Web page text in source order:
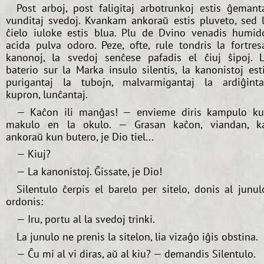
Post arboj, post faligitaj arbotrunkoj estis
vunditaj svedoj. Kvankam ankoraŭ estis pluveto, sed
ĉielo iuloke estis blua. Plu de Dvino venadis
acida pulva odoro. Peze, ofte, rule tondris la
kanonoj, la svedoj senĉese pafadis el ĉiuj ŝipoj.
baterio sur la Marka insulo silentis, la kanonistoj
purigantaj la tubojn, malvarmigantaj la
kupron, lunĉantaj.
— Kaĉon ili manĝas! — envieme diris kampulo
makulo en la okulo. — Grasan kaĉon, viandan,
ankoraŭ kun butero, je Dio tiel...
— Kiuj?
— La kanonistoj. Ĝissate, je Dio!
Silentulo ĉerpis el barelo per sitelo, donis al
ordonis:
— Iru, portu al la svedoj trinki.
La junulo ne prenis la sitelon, lia vizaĝo iĝis obstina.
— Ĉu mi al vi diras, aŭ al kiu? — demandis Silentulo.